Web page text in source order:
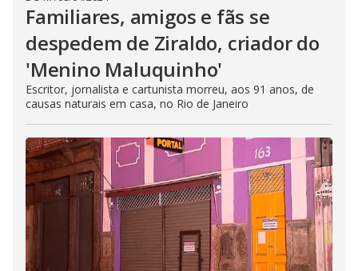
Familiares, amigos e fãs se
despedem de Ziraldo, criador do
'Menino Maluquinho'
Escritor, jornalista e cartunista morreu, aos 91 anos, de
causas naturais em casa, no Rio de Janeiro